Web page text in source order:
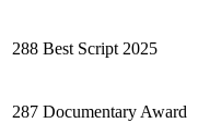
288 Best Script 2025
287 Documentary Award